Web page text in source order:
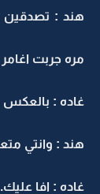
هند : تصدقين
مره جربت
غاده : بالعكس
هند : وانتي
غاده : افا